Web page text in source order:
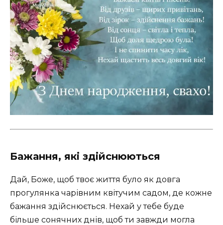
Бажання, які здійснюються
Дай, Боже, щоб твоє життя було як довга
прогулянка чарівним квітучим садом, де кожне
бажання здійснюється. Нехай у тебе буде
більше сонячних днів, щоб ти завжди могла